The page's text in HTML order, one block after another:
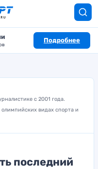
Подробнее
с 2001 года.
видах спорта и
последний